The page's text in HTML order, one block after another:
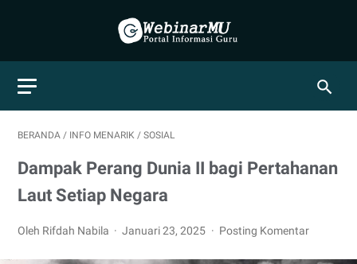
BERANDA / INFO MENARIK / SOSIAL
Dampak Perang Dunia II bagi Pertahanan
Laut Setiap Negara
Oleh Rifdah Nabila Januari 23, 2025 Posting Komentar